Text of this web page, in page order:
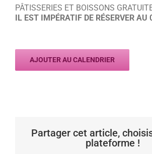
PÂTISSERIES ET BOISSONS
IL EST IMPÉRATIF DE RÉSERVER
AJOUTER AU CALENDRIER
Partager cet article,
plateforme !